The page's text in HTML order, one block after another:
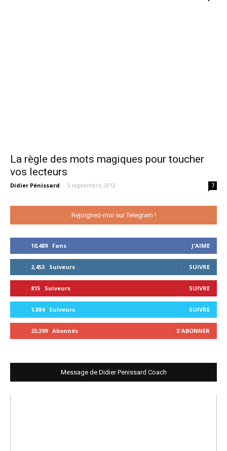
La règle des mots magiques pour toucher
vos lecteurs
Didier Pénissard - 5 septembre 2012 7
Rejoignez-moi sur Telegram !
10,489 Fans J'AIME
2,453 Suiveurs SUIVRE
815 Suiveurs SUIVRE
1,884 Suiveurs SUIVRE
23,399 Abonnés S'ABONNER
Message de Didier Penissard Coach